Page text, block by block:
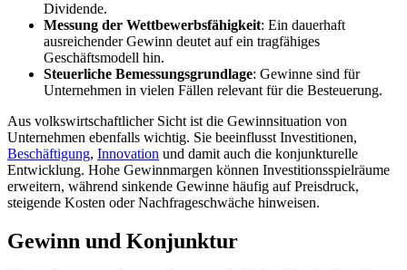
Dividende.
Messung der Wettbewerbsfähigkeit: Ein dauerhaft
ausreichender Gewinn deutet auf ein tragfähiges
Geschäftsmodell hin.
Steuerliche Bemessungsgrundlage: Gewinne sind für
Unternehmen in vielen Fällen relevant für die Besteuerung.
Aus volkswirtschaftlicher Sicht ist die Gewinnsituation von
Unternehmen ebenfalls wichtig. Sie beeinflusst Investitionen,
Beschäftigung, Innovation und damit auch die konjunkturelle
Entwicklung. Hohe Gewinnmargen können Investitionsspielräume
erweitern, während sinkende Gewinne häufig auf Preisdruck,
steigende Kosten oder Nachfrageschwäche hinweisen.
Gewinn und Konjunktur